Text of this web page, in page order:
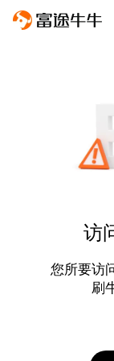
访
您所要访
刷